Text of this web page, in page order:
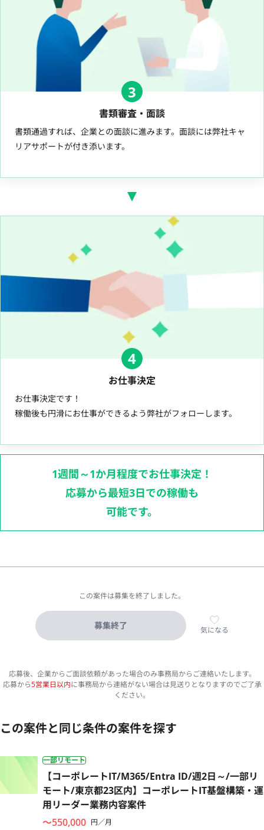
3
書類審査・面談
書類通過すれば、企業との面談に進みます。面談には弊社キャ
リアサポートが付き添います。
4
お仕事決定
お仕事決定です！
稼働後も円滑にお仕事ができるよう弊社がフォローします。
1週間～1か月程度でお仕事決定！
応募から最短3日での稼働も
可能です。
この案件は募集を終了しました。
募集終了 気になる
応募後、企業からご面談依頼があった場合のみ事務局からご連絡いたします。
応募から5営業日以内に事務局から連絡がない場合は見送りとなりますのでご了承
ください。
この案件と同じ条件の案件を探す
一部リモート
【コーポレートIT/M365/Entra ID/週2日～/一部リ
モート/東京都23区内】コーポレートIT基盤構築・運
用リーダー業務内容案件
〜550,000 円／月